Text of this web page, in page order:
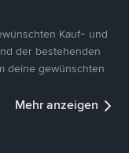
Kauf- und
der bestehenden
deine gewünschten
Mehr anzeigen